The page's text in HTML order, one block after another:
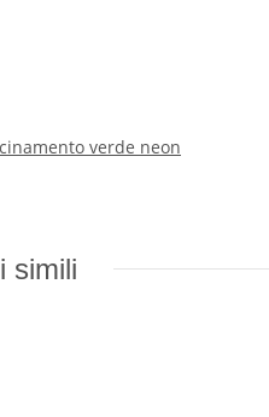
verde neon
simili